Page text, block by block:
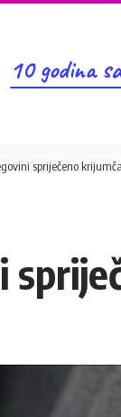
10 godina
spriječeno